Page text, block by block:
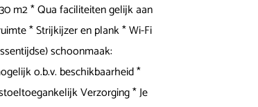
m2 * Qua faciliteiten gelijk aan
* Strijkijzer en plank * Wi-Fi
schoonmaak:
o.b.v. beschikbaarheid *
Verzorging * Je